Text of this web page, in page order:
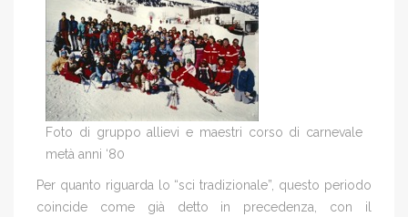
Foto di gruppo allievi e maestri corso di carnevale
metà anni ‘80
Per quanto riguarda lo “sci tradizionale”, questo periodo
coincide come già detto in precedenza, con il